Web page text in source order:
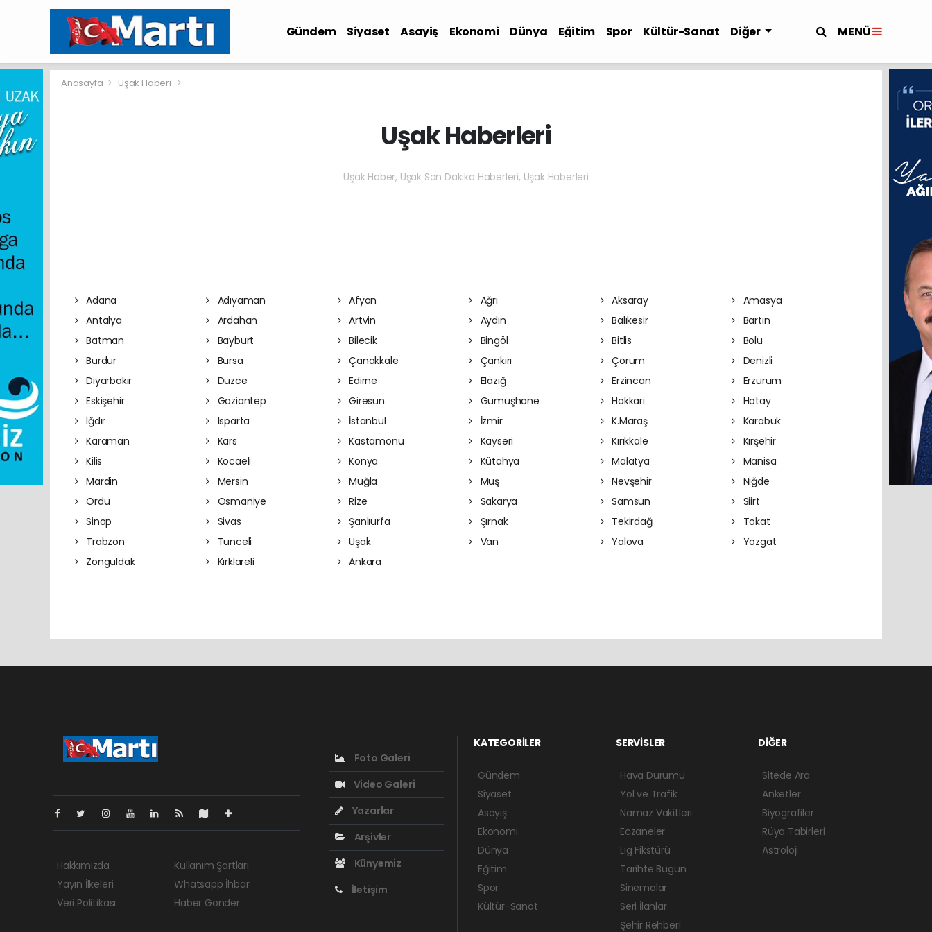
Gündem Siyaset Asayiş Ekonomi Dünya Eğitim Spor Kültür-Sanat Diğer MENÜ
Anasayfa Uşak Haberi
Uşak Haberleri
Uşak Haber, Uşak Son Dakika Haberleri, Uşak Haberleri
Adana Adıyaman Afyon Ağrı Aksaray
Amasya
Antalya
Ardahan Artvin Aydın Balıkesir
Bartın
Batman
Bayburt Bilecik Bingöl Bitlis
Bolu
Burdur
Bursa Çanakkale Çankırı Çorum
Denizli
Diyarbakır
Düzce Edirne Elazığ Erzincan
Erzurum
Eskişehir
Gaziantep Giresun Gümüşhane Hakkari
Hatay
Iğdır
Isparta İstanbul İzmir K.Maraş
Karabük
Karaman
Kars Kastamonu Kayseri Kırıkkale
Kırşehir
Kilis
Kocaeli Konya Kütahya Malatya
Manisa
Mardin
Mersin Muğla Muş Nevşehir
Niğde
Ordu
Osmaniye Rize Sakarya Samsun
Siirt
Sinop
Sivas Şanlıurfa Şırnak Tekirdağ
Tokat
Trabzon
Tunceli Uşak Van Yalova
Yozgat
Zonguldak
Kırklareli Ankara
Hakkımızda
Yayın İlkeleri
Veri Politikası
Kullanım Şartları
Whatsapp İhbar
Haber Gönder
Foto Galeri
Video Galeri
Yazarlar
Arşivler
Künyemiz
İletişim
KATEGORİLER
Gündem
Siyaset
Asayiş
Ekonomi
Dünya
Eğitim
Spor
Kültür-Sanat
SERVİSLER
Hava Durumu
Yol ve Trafik
Namaz Vakitleri
Eczaneler
Lig Fikstürü
Tarihte Bugün
Sinemalar
Seri İlanlar
Şehir Rehberi
DİĞER
Sitede Ara
Anketler
Biyografiler
Rüya Tabirleri
Astroloji